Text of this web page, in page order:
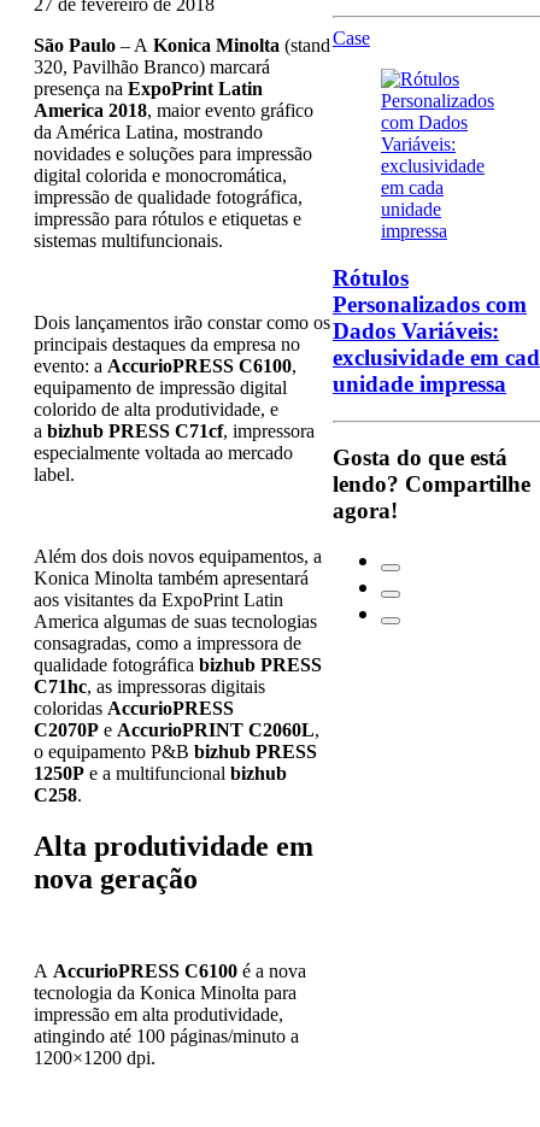
27 de fevereiro de 2018
São Paulo – A Konica Minolta (stand
320, Pavilhão Branco) marcará
presença na ExpoPrint Latin
America 2018, maior evento gráfico
da América Latina, mostrando
novidades e soluções para impressão
digital colorida e monocromática,
impressão de qualidade fotográfica,
impressão para rótulos e etiquetas e
sistemas multifuncionais.
Dois lançamentos irão constar como os
principais destaques da empresa no
evento: a AccurioPRESS C6100,
equipamento de impressão digital
colorido de alta produtividade, e
a bizhub PRESS C71cf, impressora
especialmente voltada ao mercado
label.
Além dos dois novos equipamentos, a
Konica Minolta também apresentará
aos visitantes da ExpoPrint Latin
America algumas de suas tecnologias
consagradas, como a impressora de
qualidade fotográfica bizhub PRESS
C71hc, as impressoras digitais
coloridas AccurioPRESS
C2070P e AccurioPRINT C2060L,
o equipamento P&B bizhub PRESS
1250P e a multifuncional bizhub
C258.
Alta produtividade em
nova geração
A AccurioPRESS C6100 é a nova
tecnologia da Konica Minolta para
impressão em alta produtividade,
atingindo até 100 páginas/minuto a
1200×1200 dpi.
Case
Rótulos
Personalizados com
Dados Variáveis:
exclusividade em
unidade impressa
Gosta do que está
lendo? Compartilhe
agora!